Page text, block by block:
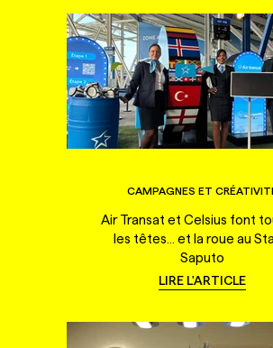
CAMPAGNES ET
Air Transat et Celsius font
les têtes... et la roue au
Saputo
LIRE L'ARTICLE